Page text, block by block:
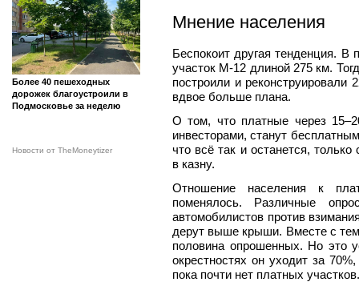
Более 40 пешеходных
дорожек благоустроили в
Подмосковье за неделю
Новости от TheMoneytizer
Мнение населения
Беспокоит другая тенденция.
участок М‑12 длиной 275 км.
построили и
вдвое больше плана.
О том, что платные через
инвесторами, станут
что всё так и останется,
в казну.
Отношение населения к
поменялось. Различные
автомобилистов против
дерут выше крыши. Вместе с
половина опрошенных. Но это
окрестностях он уходит за
пока почти нет платных участков.